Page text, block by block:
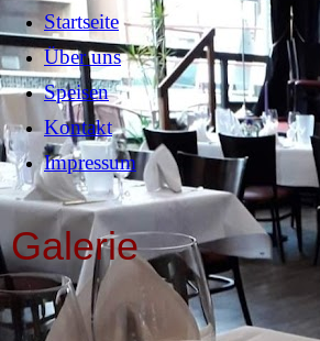
Startseite
Über uns
Speisen
Kontakt
Impressum
Galerie